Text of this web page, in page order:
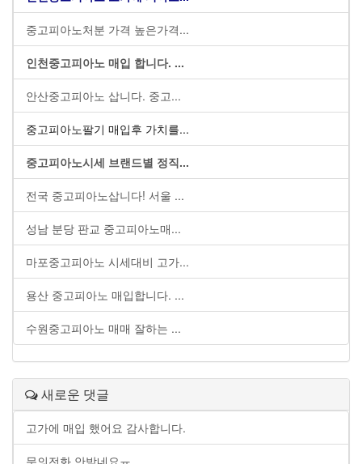
중고피아노처분 가격 높은가격...
인천중고피아노 매입 합니다. ...
안산중고피아노 삽니다. 중고...
중고피아노팔기 매입후 가치를...
중고피아노시세 브랜드별 정직...
전국 중고피아노삽니다! 서울 ...
성남 분당 판교 중고피아노매...
마포중고피아노 시세대비 고가...
용산 중고피아노 매입합니다. ...
수원중고피아노 매매 잘하는 ...
새로운 댓글
고가에 매입 했어요 감사합니다.
문의전화 안받네요ㅠ